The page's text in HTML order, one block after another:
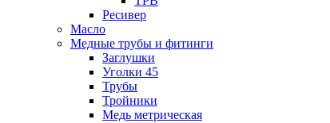
Ресивер
Масло
Медные трубы и фитинги
Заглушки
Уголки 45
Трубы
Тройники
Медь метрическая